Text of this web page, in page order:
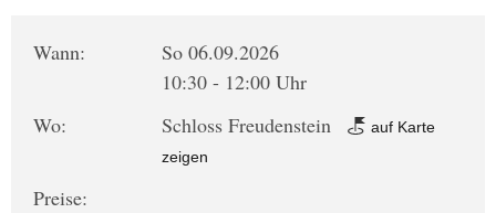
Wann:
So 06.09.2026
10:30 - 12:00 Uhr
Wo:
Schloss Freudenstein
auf Karte
zeigen
Preise: